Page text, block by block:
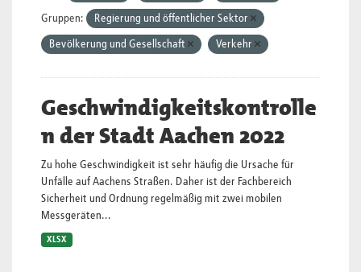
Gruppen: Regierung und öffentlicher Sektor
Bevölkerung und Gesellschaft Verkehr
Geschwindigkeitskontrolle
n der Stadt Aachen 2022
Zu hohe Geschwindigkeit ist sehr häufig die Ursache für
Unfälle auf Aachens Straßen. Daher ist der Fachbereich
Sicherheit und Ordnung regelmäßig mit zwei mobilen
Messgeräten...
XLSX